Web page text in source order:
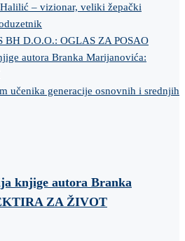
– vizionar, veliki žepački
BH D.O.O.: OGLAS ZA POSAO
autora Branka Marijanovića:
učenika generacije osnovnih i srednjih
knjige autora Branka
ZA ŽIVOT